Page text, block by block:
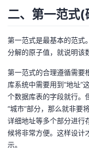
客
论
坛
的
圈
子
我
的
直
播
我
的
活
我
的
我
二、第一范式
第一范式是最基本的范式
分解的原子值，就说明该
第一范式的合理遵循需要
库系统中需要用到“地址”
个数据库表的字段就行。
“城市”部分，那么就非要
详细地址等多个部分进行
候将非常方便。这样设计
示。